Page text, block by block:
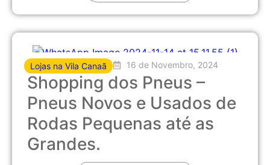
Lojas na Vila Canaã 16 de Novembro, 2024
Shopping dos Pneus –
Pneus Novos e Usados de
Rodas Pequenas até as
Grandes.